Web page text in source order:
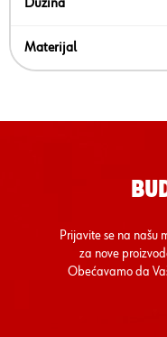
Dužina
Materijal
Prijavite se na našu
za nove
Obećavamo da